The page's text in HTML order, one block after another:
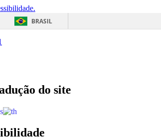
BRASIL
do site